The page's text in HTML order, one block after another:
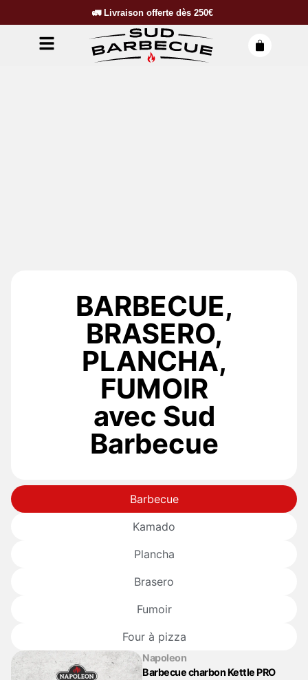
🚛 Livraison offerte dès 250€
BARBECUE,
BRASERO,
PLANCHA,
FUMOIR
avec Sud
Barbecue
Barbecue
Kamado
Plancha
Brasero
Fumoir
Four à pizza
Napoleon
Barbecue charbon Kettle PRO